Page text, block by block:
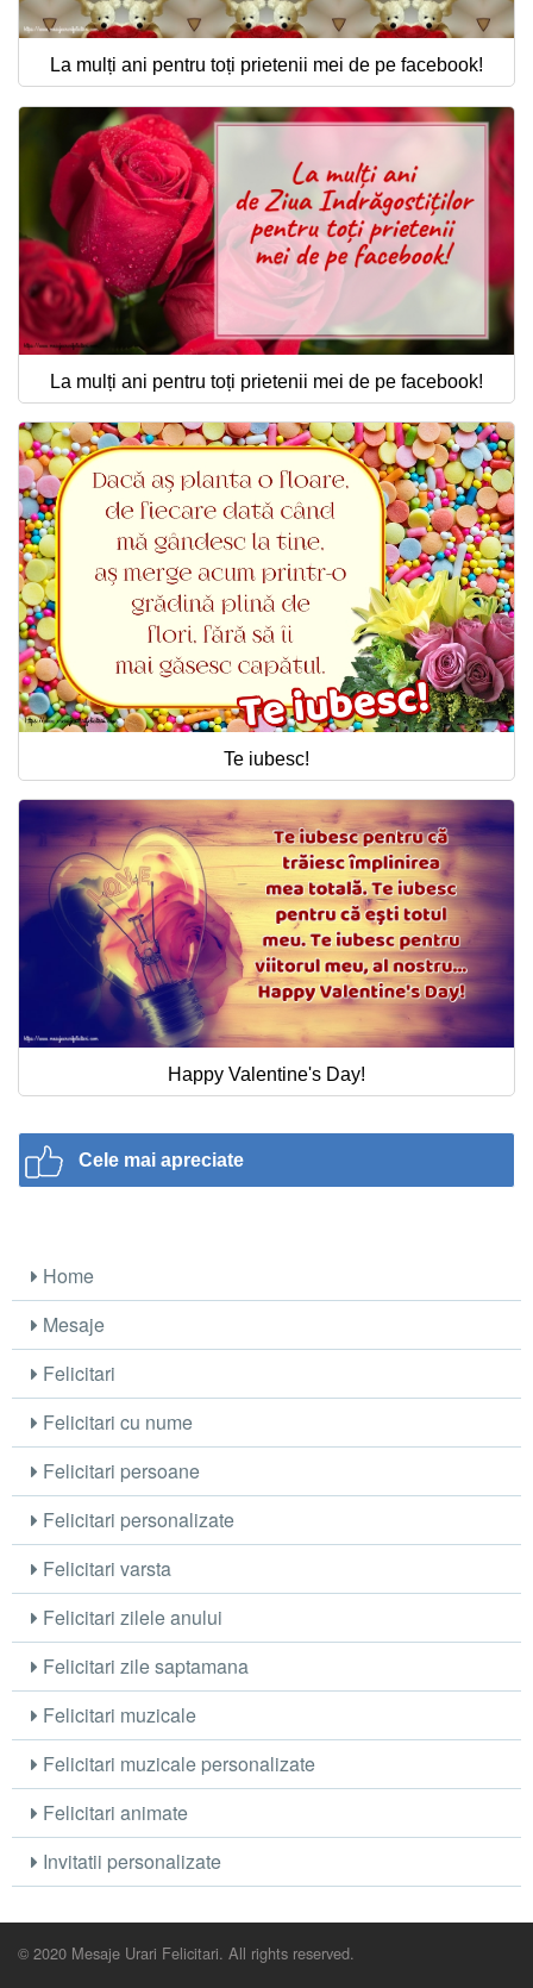
La mulți ani pentru toți prietenii mei de pe facebook!
La mulți ani pentru toți prietenii mei de pe facebook!
Te iubesc!
Happy Valentine's Day!
Cele mai apreciate
Home
Mesaje
Felicitari
Felicitari cu nume
Felicitari persoane
Felicitari personalizate
Felicitari varsta
Felicitari zilele anului
Felicitari zile saptamana
Felicitari muzicale
Felicitari muzicale personalizate
Felicitari animate
Invitatii personalizate
© 2020 Mesaje Urari Felicitari. All rights reserved.